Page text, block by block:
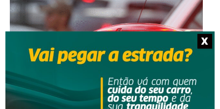
Segurança
Homem é preso por descumprir medida protetiva
X